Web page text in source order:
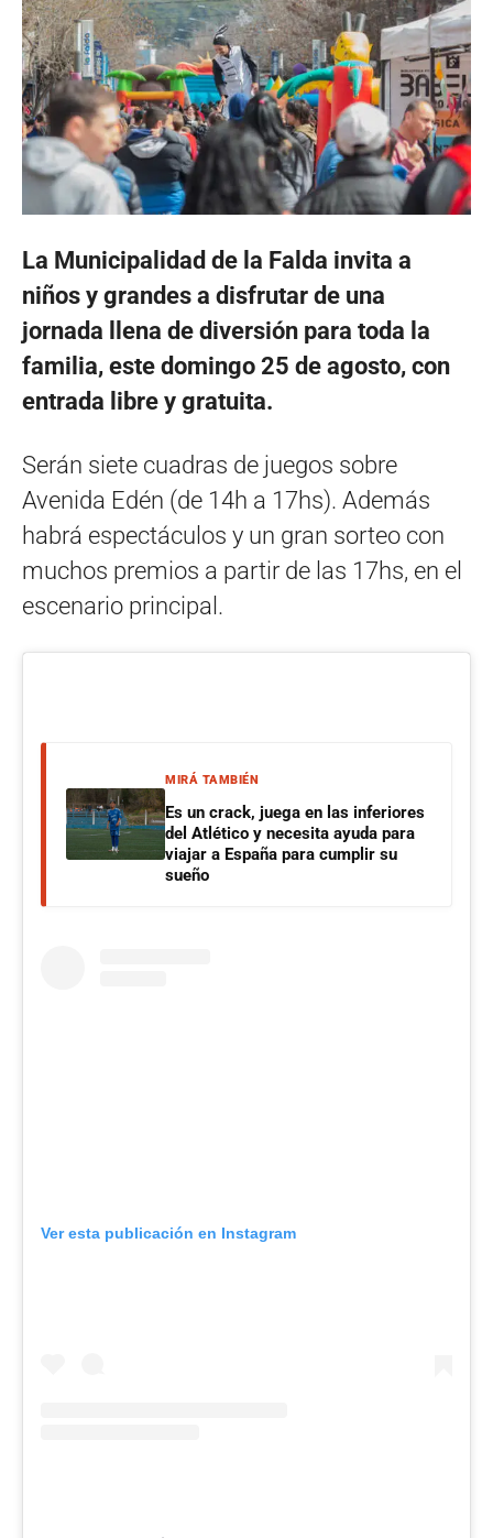
La Municipalidad de la Falda invita a
niños y grandes a disfrutar de una
jornada llena de diversión para toda la
familia, este domingo 25 de agosto, con
entrada libre y gratuita.
Serán siete cuadras de juegos sobre
Avenida Edén (de 14h a 17hs). Además
habrá espectáculos y un gran sorteo con
muchos premios a partir de las 17hs, en el
escenario principal.
MIRÁ TAMBIÉN
Es un crack, juega en las inferiores
del Atlético y necesita ayuda para
viajar a España para cumplir su
sueño
Ver esta publicación en Instagram